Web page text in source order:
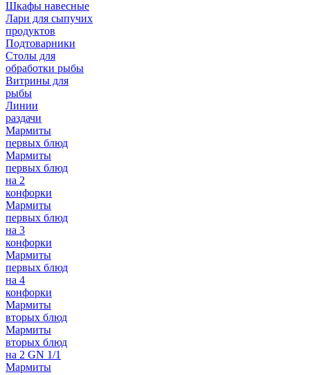
Шкафы навесные
Лари для сыпучих
продуктов
Подтоварники
Столы для
обработки рыбы
Витрины для
рыбы
Линии
раздачи
Мармиты
первых блюд
Мармиты
первых блюд
на 2
конфорки
Мармиты
первых блюд
на 3
конфорки
Мармиты
первых блюд
на 4
конфорки
Мармиты
вторых блюд
Мармиты
вторых блюд
на 2 GN 1/1
Мармиты